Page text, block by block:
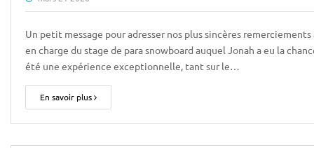
Un petit message pour adresser nos plus sincères
en charge du stage de para snowboard auquel Jonah a eu la
été une expérience exceptionnelle, tant sur le…
En savoir plus